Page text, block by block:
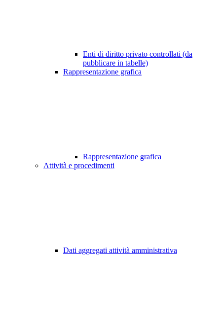
Enti di diritto privato controllati (da
pubblicare in tabelle)
Rappresentazione grafica
Rappresentazione grafica
Attività e procedimenti
Dati aggregati attività amministrativa